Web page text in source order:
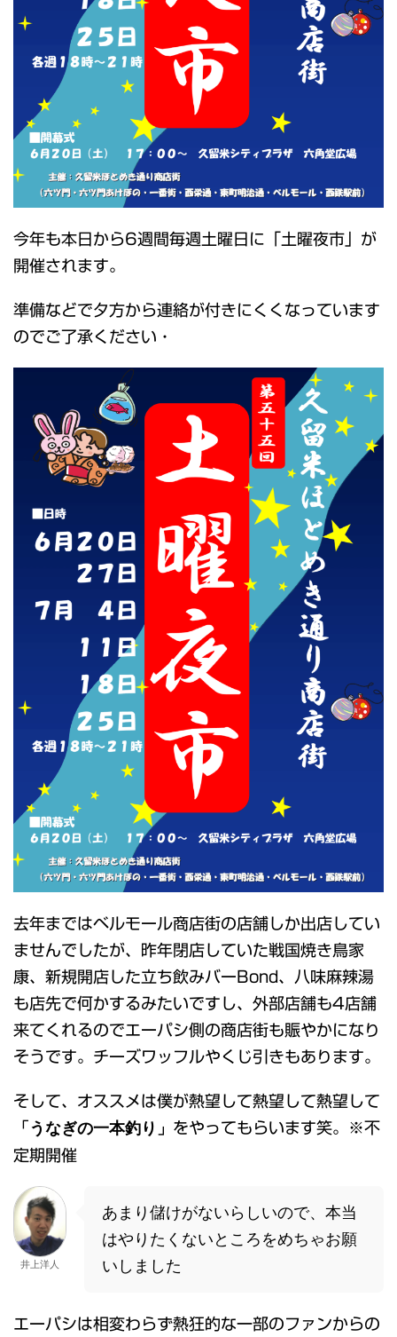
今年も本日から6週間毎週土曜日に「土曜夜市」が
開催されます。
準備などで夕方から連絡が付きにくくなっています
のでご了承ください・
去年まではベルモール商店街の店舗しか出店してい
ませんでしたが、昨年閉店していた戦国焼き鳥家
康、新規開店した立ち飲みバーBond、八味麻辣湯
も店先で何かするみたいですし、外部店舗も4店舗
来てくれるのでエーパシ側の商店街も賑やかになり
そうです。チーズワッフルやくじ引きもあります。
そして、オススメは僕が熱望して熱望して熱望して
「うなぎの一本釣り」
をやってもらいます笑。※不
定期開催
井上洋人
あまり儲けがないらしいので、本当
はやりたくないところをめちゃお願
いしました
エーパシは相変わらず熱狂的な一部のファンからの